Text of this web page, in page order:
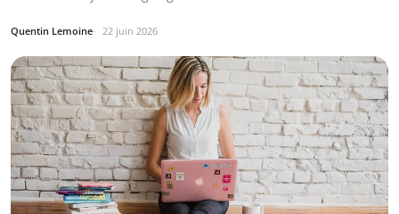
Quentin Lemoine 22 juin 2026